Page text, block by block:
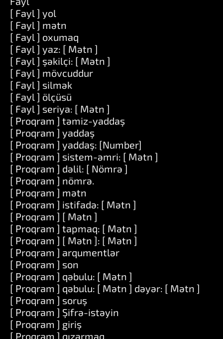
[ Fayl ] yol
[ Fayl ] mətn
[ Fayl ] oxumaq
[ Fayl ] yaz: [ Mətn ]
[ Fayl ] şəkilçi: [ Mətn ]
[ Fayl ] mövcuddur
[ Fayl ] silmək
[ Fayl ] ölçüsü
[ Fayl ] seriya: [ Mətn ]
[ Proqram ] təmiz-yaddaş
[ Proqram ] yaddaş
[ Proqram ] yaddaş: [Number]
[ Proqram ] sistem-əmri: [ Mətn ]
[ Proqram ] dəlil: [ Nömrə ]
[ Proqram ] nömrə.
[ Proqram ] mətn
[ Proqram ] istifadə: [ Mətn ]
[ Proqram ] [ Mətn ]
[ Proqram ] tapmaq: [ Mətn ]
[ Proqram ] [ Mətn ]: [ Mətn ]
[ Proqram ] arqumentlər
[ Proqram ] son
[ Proqram ] qəbulu: [ Mətn ]
[ Proqram ] qəbulu: [ Mətn ] dəyər: [ Mətn ]
[ Proqram ] soruş
[ Proqram ] Şifrə-istəyin
[ Proqram ] giriş
[ Proqram ] qızarmaq